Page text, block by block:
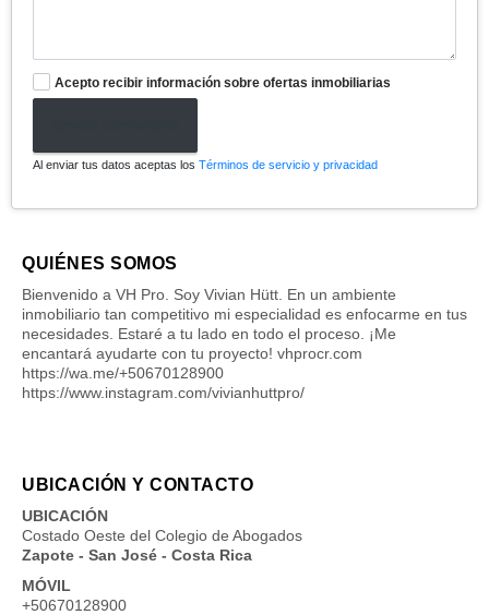
Acepto recibir información sobre ofertas inmobiliarias
Al enviar tus datos aceptas los Términos de servicio y privacidad
QUIÉNES SOMOS
Bienvenido a VH Pro. Soy Vivian Hütt. En un ambiente
inmobiliario tan competitivo mi especialidad es enfocarme en tus
necesidades. Estaré a tu lado en todo el proceso. ¡Me
encantará ayudarte con tu proyecto! vhprocr.com
https://wa.me/+50670128900
https://www.instagram.com/vivianhuttpro/
UBICACIÓN Y CONTACTO
UBICACIÓN
Costado Oeste del Colegio de Abogados
Zapote - San José - Costa Rica
MÓVIL
+50670128900